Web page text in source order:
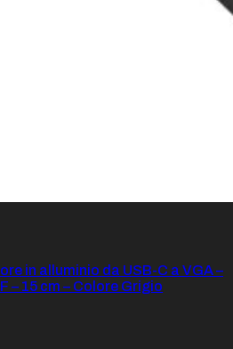
in alluminio da USB-C a VGA –
– 15 cm – Colore Grigio